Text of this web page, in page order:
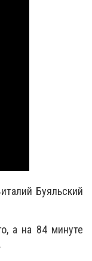
Буяльский
а на 84 минуте